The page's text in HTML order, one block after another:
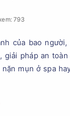
793
của bao
giải pháp an
mụn ở spa